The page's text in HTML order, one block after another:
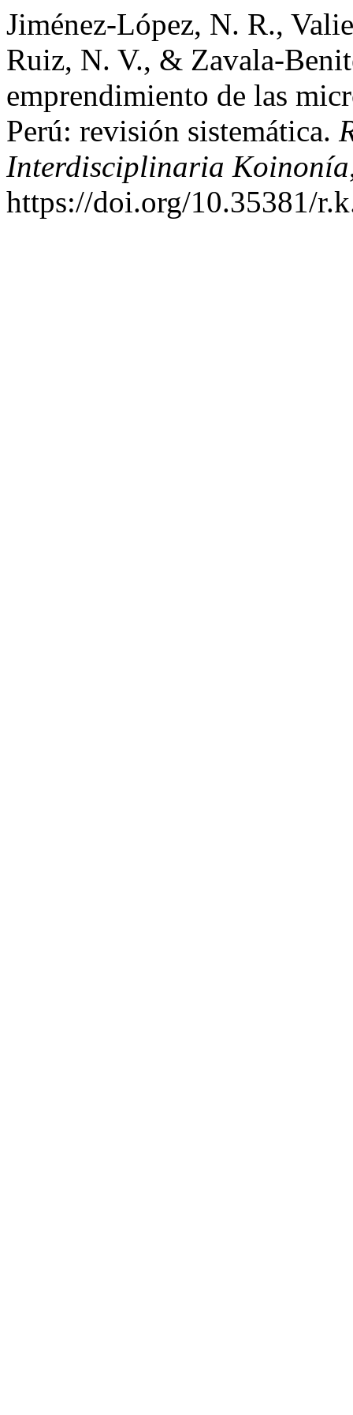
Jiménez-López, N. R.,
Ruiz, N. V., & Zavala-
emprendimiento de las
Perú: revisión sistemática.
Interdisciplinaria Koinonía
https://doi.org/10.35381/